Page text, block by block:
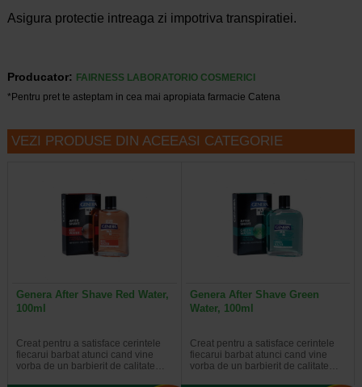
Asigura protectie intreaga zi impotriva transpiratiei.
Producator:
FAIRNESS LABORATORIO COSMERICI
*Pentru pret te asteptam in cea mai apropiata farmacie Catena
VEZI PRODUSE DIN ACEEASI CATEGORIE
Genera After Shave Red Water,
100ml
Creat pentru a satisface cerintele
fiecarui barbat atunci cand vine
vorba de un barbierit de calitate…
Genera After Shave Green
Water, 100ml
Creat pentru a satisface cerintele
fiecarui barbat atunci cand vine
vorba de un barbierit de calitate…